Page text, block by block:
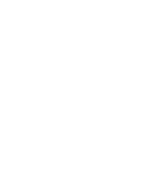
Запчасти для
Петербурге и под